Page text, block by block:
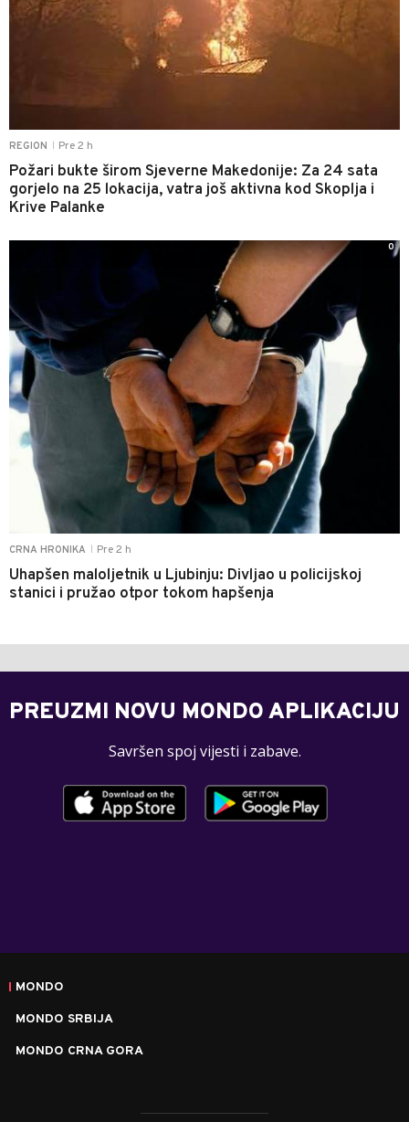
REGION Pre 2 h
Požari bukte širom Sjeverne Makedonije: Za 24 sata
gorjelo na 25 lokacija, vatra još aktivna kod Skoplja i
Krive Palanke
CRNA HRONIKA Pre 2 h
Uhapšen maloljetnik u Ljubinju: Divljao u policijskoj
stanici i pružao otpor tokom hapšenja
0
PREUZMI NOVU MONDO APLIKACIJU
Savršen spoj vijesti i zabave.
MONDO
MONDO SRBIJA
MONDO CRNA GORA